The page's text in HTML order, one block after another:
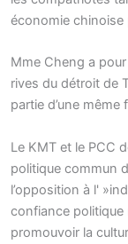
économie chinoise
Mme Cheng a
rives du détroit de
partie d’une même
Le KMT et le PCC
politique commun
l’opposition à l'
confiance politique
promouvoir la